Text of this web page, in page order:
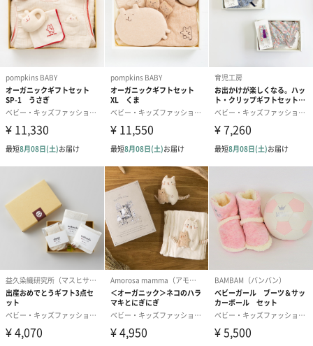
3色からお選びいただけます。
ミントブルー、ペールピンク、モスグレーの3色からお選びいただ
けます。
「angerolux（アンジェロラックス）」
ママやパパと同じ目線で作るベビーブランド
「angerolux（アンジェロラックス）」は、イタリア語の
［angelo（天使）］とラテン語の［lux（光）］、2つの言葉を組
み合わせた造語です。
『天使のようなこどもたちの未来を照らす光』という意味を持っ
ています。
ママやパパと同じ目線でのものづくりを目標にこどもたちの未来